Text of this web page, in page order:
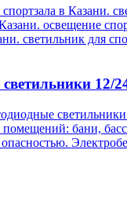
в Казани.
освещение
светильник для
12/
бани,